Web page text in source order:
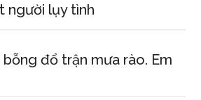
người lụy tình
đổ trận mưa rào. Em